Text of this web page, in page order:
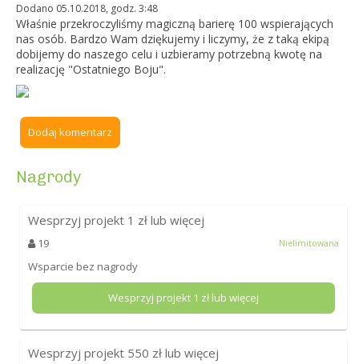
Dodano 05.10.2018, godz. 3:48
Właśnie przekroczyliśmy magiczną barierę 100 wspierających
nas osób. Bardzo Wam dziękujemy i liczymy, że z taką ekipą
dobijemy do naszego celu i uzbieramy potrzebną kwotę na
realizację "Ostatniego Boju".
Dodaj komentarz
Nagrody
Wesprzyj projekt 1 zł lub więcej
19 Nielimitowana
Wsparcie bez nagrody
Wesprzyj projekt 1 zł lub więcej
Wesprzyj projekt 550 zł lub więcej